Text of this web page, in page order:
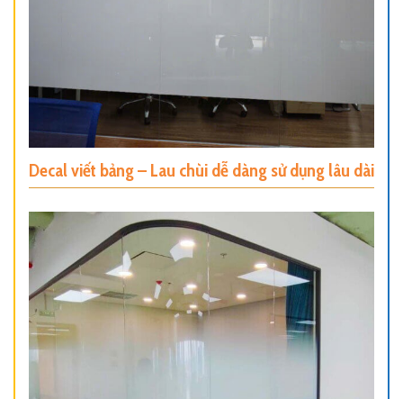
Decal viết bảng – Lau chùi dễ dàng sử dụng lâu dài